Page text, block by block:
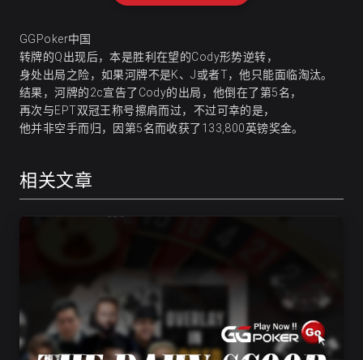
GGPoker中国
转牌的Q出现后，本是胜利在望的Cody形势逆转，
身处出局之险，如果河牌不是K、J或者T，他只能面临淘汰。
结果，河牌的2c宣告了Cody的出局，他倒在了第5名，
再次与EPT双冠王称号擦肩而过，不过可幸的是，
他并非空手而归，因第5名而收获了133,800英镑奖金。
相关文章